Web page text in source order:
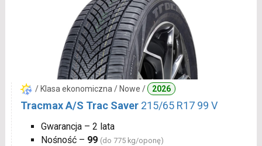
/ Klasa ekonomiczna / Nowe / 2026
Tracmax A/S Trac Saver 215/65 R17 99 V
Gwarancja – 2 lata
Nośność – 99 (do 775 kg/oponę)